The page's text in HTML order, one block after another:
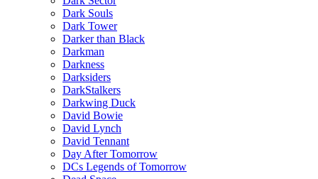
Dark Souls
Dark Tower
Darker than Black
Darkman
Darkness
Darksiders
DarkStalkers
Darkwing Duck
David Bowie
David Lynch
David Tennant
Day After Tomorrow
DCs Legends of Tomorrow